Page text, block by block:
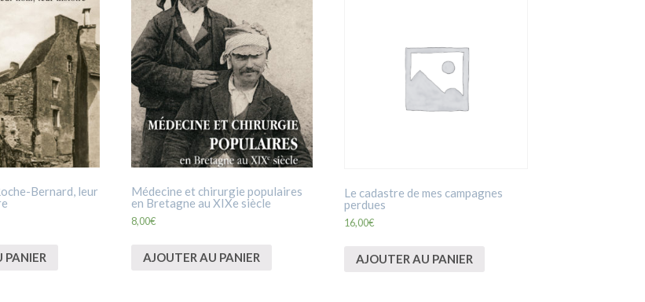
Bernard, leur
PANIER
Médecine et chirurgie populaires
en Bretagne au XIXe siècle
8,00€
AJOUTER AU PANIER
Le cadastre de mes campagnes
perdues
16,00€
AJOUTER AU PANIER